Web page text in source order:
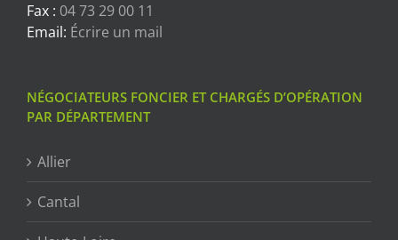
Fax : 04 73 29 00 11
Email: Écrire un mail
NÉGOCIATEURS FONCIER ET CHARGÉS D’OPÉRATION
PAR DÉPARTEMENT
Allier
Cantal